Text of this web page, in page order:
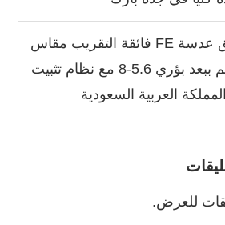
سوني تطلق عدسة FE فائقة التقريب مقاس
100-400 مم ببعد بؤري 5.6-8 مع نظام تثبيت
العربية السعودية
للعرض.